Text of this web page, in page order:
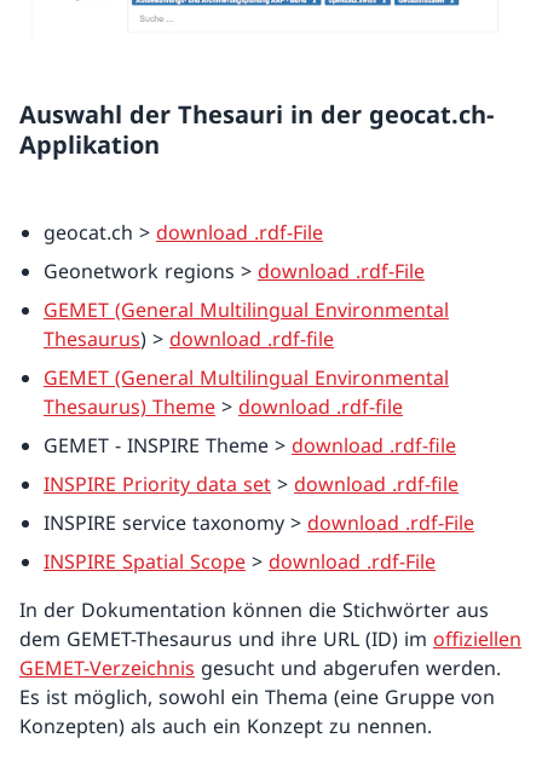
Auswahl der Thesauri in der geocat.ch-
Applikation
geocat.ch > download .rdf-File
Geonetwork regions > download .rdf-File
GEMET (General Multilingual Environmental
Thesaurus) > download .rdf-file
GEMET (General Multilingual Environmental
Thesaurus) Theme > download .rdf-file
GEMET - INSPIRE Theme > download .rdf-file
INSPIRE Priority data set > download .rdf-file
INSPIRE service taxonomy > download .rdf-File
INSPIRE Spatial Scope > download .rdf-File
In der Dokumentation können die Stichwörter aus
dem GEMET-Thesaurus und ihre URL (ID) im offiziellen
GEMET-Verzeichnis gesucht und abgerufen werden.
Es ist möglich, sowohl ein Thema (eine Gruppe von
Konzepten) als auch ein Konzept zu nennen.